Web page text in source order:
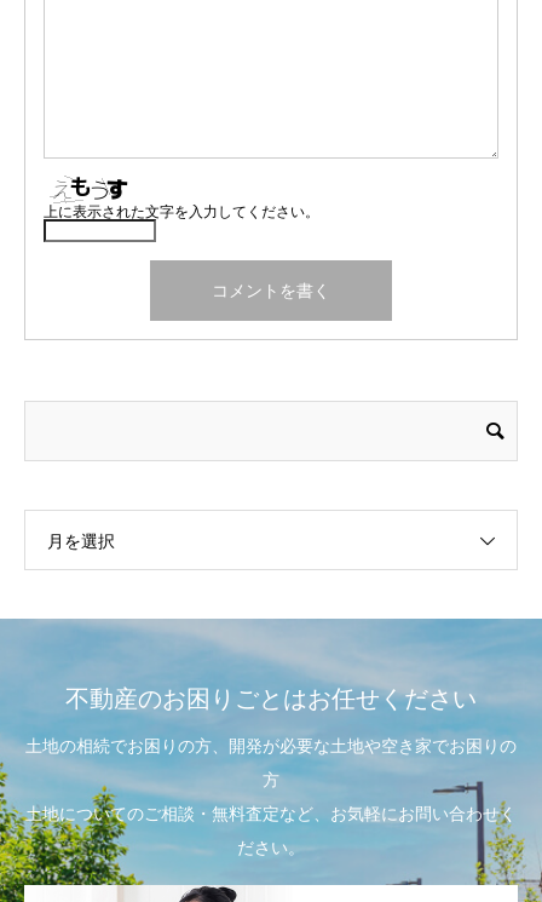
上に表示された文字を入力してください。
月を選択
不動産のお困りごとはお任せください
土地の相続でお困りの方、開発が必要な土地や空き家でお困りの
方
土地についてのご相談・無料査定など、お気軽にお問い合わせく
ださい。